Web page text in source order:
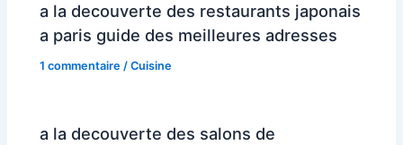
a la decouverte des restaurants japonais
a paris guide des meilleures adresses
1 commentaire /Cuisine
a la decouverte des salons de